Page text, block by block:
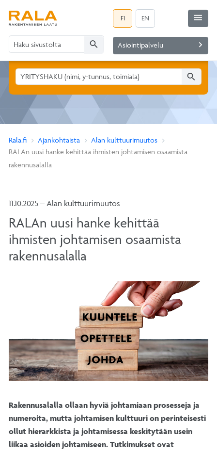
FI EN
search Asiointipalvelu navigate_next
menu
search
Rala.fi Ajankohtaista
Alan kulttuurimuutos
RALAn uusi hanke kehittää ihmisten johtamisen osaamista
rakennusalalla
11.10.2025 – Alan kulttuurimuutos
RALAn uusi hanke kehittää
ihmisten johtamisen osaamista
rakennusalalla
Rakennusalalla ollaan hyviä johtamiaan prosesseja ja
numeroita, mutta johtamisen kulttuuri on perinteisesti
ollut hierarkkista ja johtamisessa keskitytään usein
liikaa asioiden johtamiseen. Tutkimukset ovat